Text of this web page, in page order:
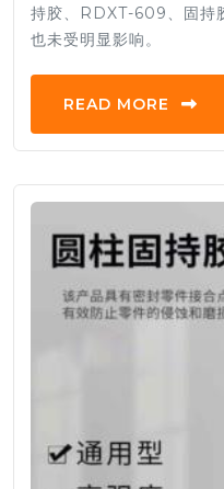
持胶、RDXT-609、固持
也未受明显影响。
READ MORE